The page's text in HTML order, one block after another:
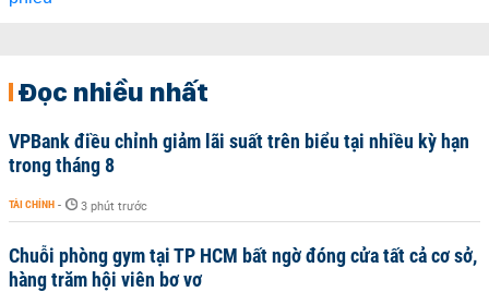
Đọc nhiều nhất
VPBank điều chỉnh giảm lãi suất trên biểu tại nhiều kỳ hạn
trong tháng 8
TÀI CHÍNH - 3 phút trước
Chuỗi phòng gym tại TP HCM bất ngờ đóng cửa tất cả cơ sở,
hàng trăm hội viên bơ vơ